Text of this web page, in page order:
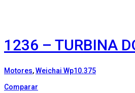
1236 – TURBINA
Motores,Weichai Wp10.375
Comparar